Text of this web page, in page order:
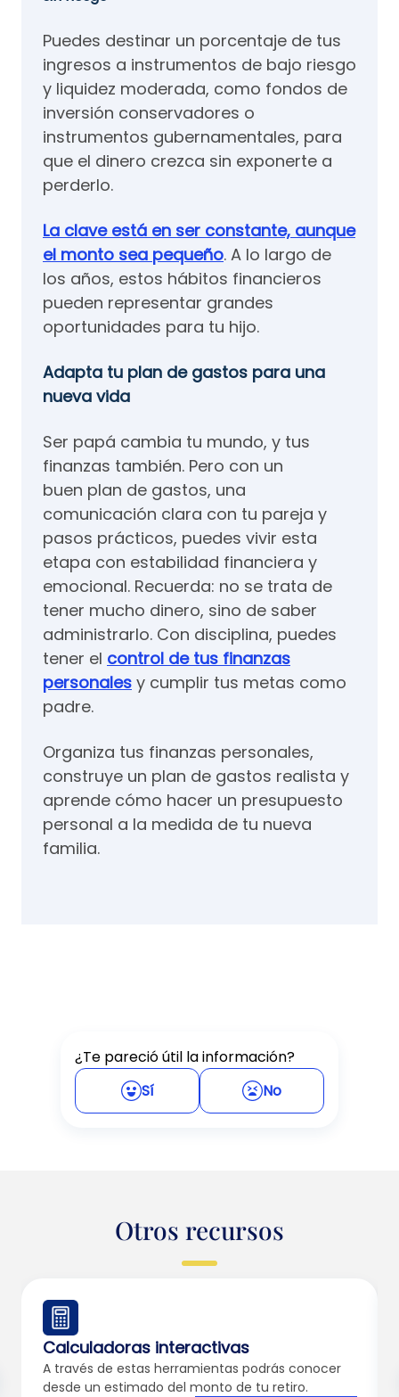
Puedes destinar un porcentaje de tus
ingresos a instrumentos de bajo riesgo
y liquidez moderada, como fondos de
inversión conservadores o
instrumentos gubernamentales, para
que el dinero crezca sin exponerte a
perderlo.
La clave está en ser constante, aunque
el monto sea pequeño. A lo largo de
los años, estos hábitos financieros
pueden representar grandes
oportunidades para tu hijo.
Adapta tu plan de gastos para una
nueva vida
Ser papá cambia tu mundo, y tus
finanzas también. Pero con un
buen plan de gastos, una
comunicación clara con tu pareja y
pasos prácticos, puedes vivir esta
etapa con estabilidad financiera y
emocional. Recuerda: no se trata de
tener mucho dinero, sino de saber
administrarlo. Con disciplina, puedes
tener el control de tus finanzas
personales y cumplir tus metas como
padre.
Organiza tus finanzas personales,
construye un plan de gastos realista y
aprende cómo hacer un presupuesto
personal a la medida de tu nueva
familia.
¿Te pareció útil la información?
Sí
No
Otros recursos
Calculadoras interactivas
A través de estas herramientas podrás conocer
desde un estimado del monto de tu retiro.